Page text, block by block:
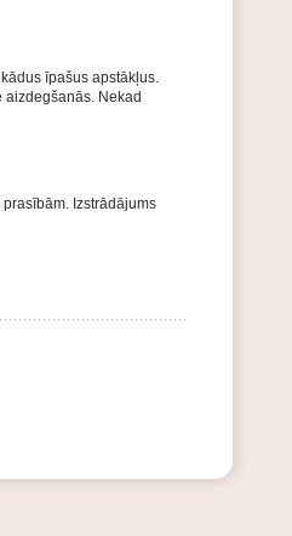
īpašus apstākļus.
aizdegšanās. Nekad
Izstrādājums